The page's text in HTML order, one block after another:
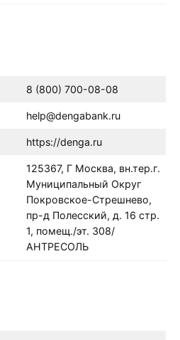
8 (800) 700-08-08
help@dengabank.ru
https://denga.ru
125367, Г Москва, вн.тер.г.
Муниципальный Округ
Покровское-Стрешнево,
пр-д Полесский, д. 16 стр.
1, помещ./эт. 308/
АНТРЕСОЛЬ